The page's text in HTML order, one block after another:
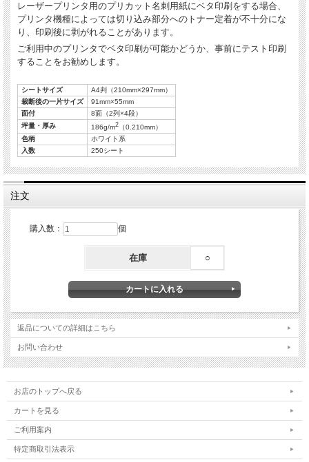
レーザープリンタ用のプリカット名刺用紙にベタ印刷をする場合、
プリンタ機種によっては切り込み部分へのトナー定着が不十分にな
り、印刷後に剥がれることがあります。
ご利用中のプリンタでベタ印刷が可能かどうか、事前にテスト印刷
することをお勧めします。
シートサイズ
A4判（210mm×297mm）
裁断後の一片サイズ
91mm×55mm
面付
8面（2列×4段）
坪量・厚み
186g/m2 （0.210mm）
色柄
ホワイト系
入数
250シート
注文
購入数： 個
在庫 ○
返品についての詳細はこちら
お問い合わせ
お店のトップへ戻る
カートを見る
ご利用案内
特定商取引法表示